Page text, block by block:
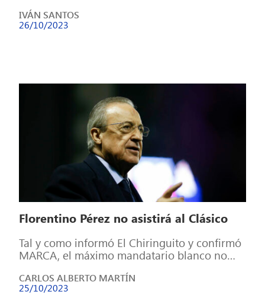
IVÁN SANTOS
26/10/2023
Florentino Pérez no asistirá al Clásico
Tal y como informó El Chiringuito y confirmó
MARCA, el máximo mandatario blanco no
CARLOS ALBERTO MARTÍN
25/10/2023